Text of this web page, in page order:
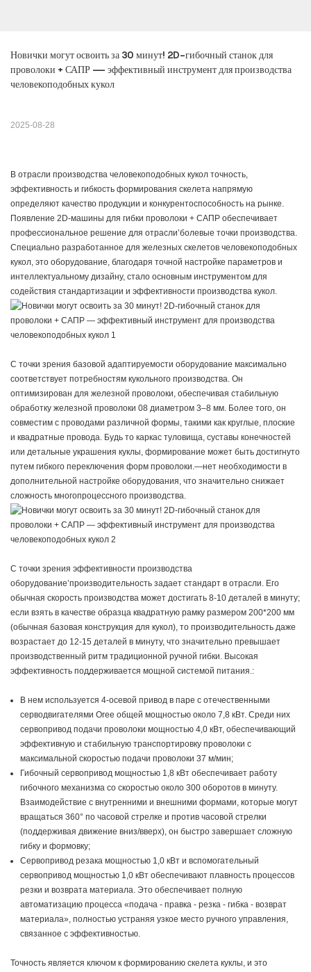
Новички могут освоить за 30 минут! 2D-гибочный станок для
проволоки + САПР — эффективный инструмент для производства
человекоподобных кукол
2025-08-28
В отрасли производства человекоподобных кукол точность,
эффективность и гибкость формирования скелета напрямую
определяют качество продукции и конкурентоспособность на рынке.
Появление 2D-машины для гибки проволоки + САПР обеспечивает
профессиональное решение для отрасли’болевые точки производства.
Специально разработанное для железных скелетов человекоподобных
кукол, это оборудование, благодаря точной настройке параметров и
интеллектуальному дизайну, стало основным инструментом для
содействия стандартизации и эффективности производства кукол.
С точки зрения базовой адаптируемости оборудование максимально
соответствует потребностям кукольного производства. Он
оптимизирован для железной проволоки, обеспечивая стабильную
обработку железной проволоки 08 диаметром 3–8 мм. Более того, он
совместим с проводами различной формы, такими как круглые, плоские
и квадратные провода. Будь то каркас туловища, суставы конечностей
или детальные украшения куклы, формирование может быть достигнуто
путем гибкого переключения форм проволоки.—нет необходимости в
дополнительной настройке оборудования, что значительно снижает
сложность многопроцессного производства.
С точки зрения эффективности производства
оборудование’производительность задает стандарт в отрасли. Его
обычная скорость производства может достигать 8-10 деталей в минуту;
если взять в качестве образца квадратную рамку размером 200*200 мм
(обычная базовая конструкция для кукол), то производительность даже
возрастает до 12-15 деталей в минуту, что значительно превышает
производственный ритм традиционной ручной гибки. Высокая
эффективность поддерживается мощной системой питания.:
В нем используется 4-осевой привод в паре с отечественными
серводвигателями Oree общей мощностью около 7,8 кВт. Среди них
сервопривод подачи проволоки мощностью 4,0 кВт, обеспечивающий
эффективную и стабильную транспортировку проволоки с
максимальной скоростью подачи проволоки 37 м/мин;
Гибочный сервопривод мощностью 1,8 кВт обеспечивает работу
гибочного механизма со скоростью около 300 оборотов в минуту.
Взаимодействие с внутренними и внешними формами, которые могут
вращаться 360° по часовой стрелке и против часовой стрелки
(поддерживая движение вниз/вверх), он быстро завершает сложную
гибку и формовку;
Сервопривод резака мощностью 1,0 кВт и вспомогательный
сервопривод мощностью 1,0 кВт обеспечивают плавность процессов
резки и возврата материала. Это обеспечивает полную
автоматизацию процесса «подача - правка - резка - гибка - возврат
материала», полностью устраняя узкое место ручного управления,
связанное с эффективностью.
Точность является ключом к формированию скелета куклы, и это